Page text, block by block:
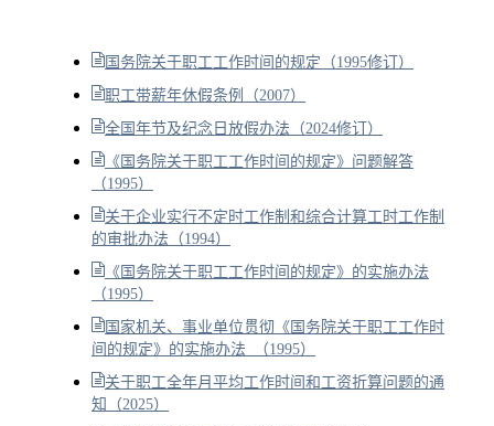
国务院关于职工工作时间的规定（1995修订）
职工带薪年休假条例（2007）
全国年节及纪念日放假办法（2024修订）
《国务院关于职工工作时间的规定》问题解答
（1995）
关于企业实行不定时工作制和综合计算工时工作制
的审批办法（1994）
《国务院关于职工工作时间的规定》的实施办法
（1995）
国家机关、事业单位贯彻《国务院关于职工工作时
间的规定》的实施办法 （1995）
关于职工全年月平均工作时间和工资折算问题的通
知（2025）